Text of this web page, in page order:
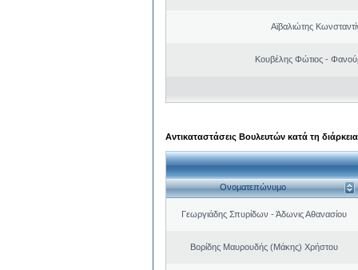
Αϊβαλιώτης
Κουβέλης Φώτιος -
Αντικαταστάσεις Βουλευτών κατά τη
Ονοματεπώνυμο
Γεωργιάδης Σπυρίδων - Άδωνις Αθανασίου
Βορίδης Μαυρουδής (Μάκης) Χρήστου